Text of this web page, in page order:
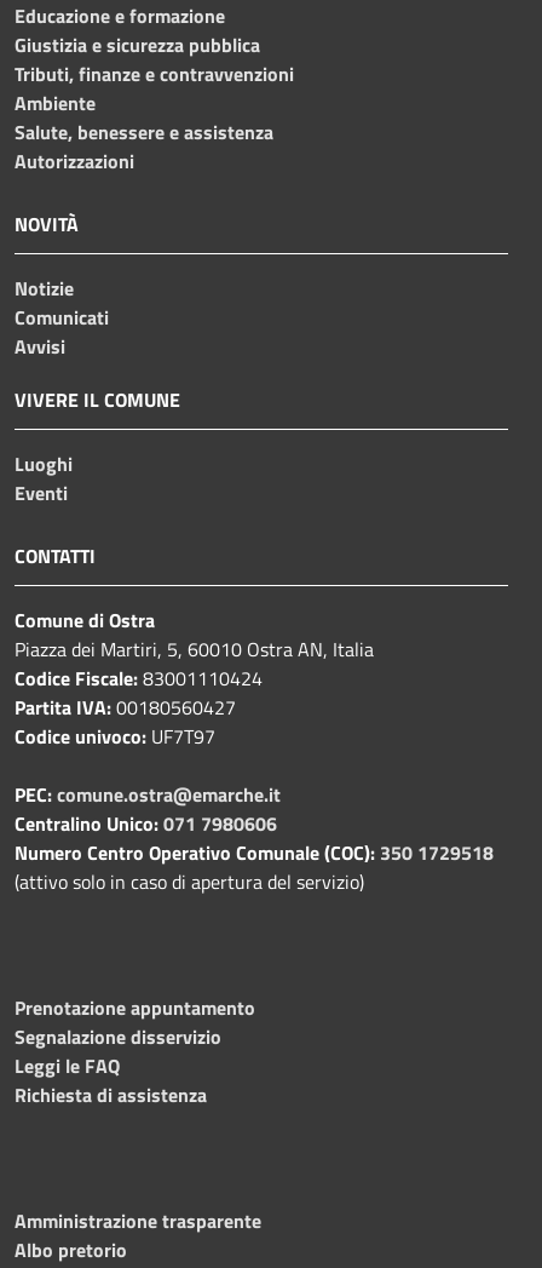
Educazione e formazione
Giustizia e sicurezza pubblica
Tributi, finanze e contravvenzioni
Ambiente
Salute, benessere e assistenza
Autorizzazioni
NOVITÀ
Notizie
Comunicati
Avvisi
VIVERE IL COMUNE
Luoghi
Eventi
CONTATTI
Comune di Ostra
Piazza dei Martiri, 5, 60010 Ostra AN, Italia
Codice Fiscale:83001110424
Partita IVA:00180560427
Codice univoco: UF7T97
PEC:comune.ostra@emarche.it
Centralino Unico:071 7980606
Numero Centro Operativo Comunale (COC): 350 1729518
(attivo solo in caso di apertura del servizio)
Prenotazione appuntamento
Segnalazione disservizio
Leggi le FAQ
Richiesta di assistenza
Amministrazione trasparente
Albo pretorio